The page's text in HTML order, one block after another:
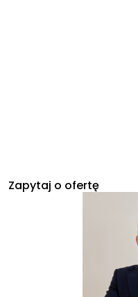
Zapytaj o ofertę